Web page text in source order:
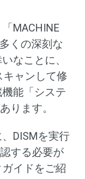
MACHINE
くの深刻な
なことに、
ャンして修
能「システ
ります。
DISMを実行
する必要が
イドをご紹